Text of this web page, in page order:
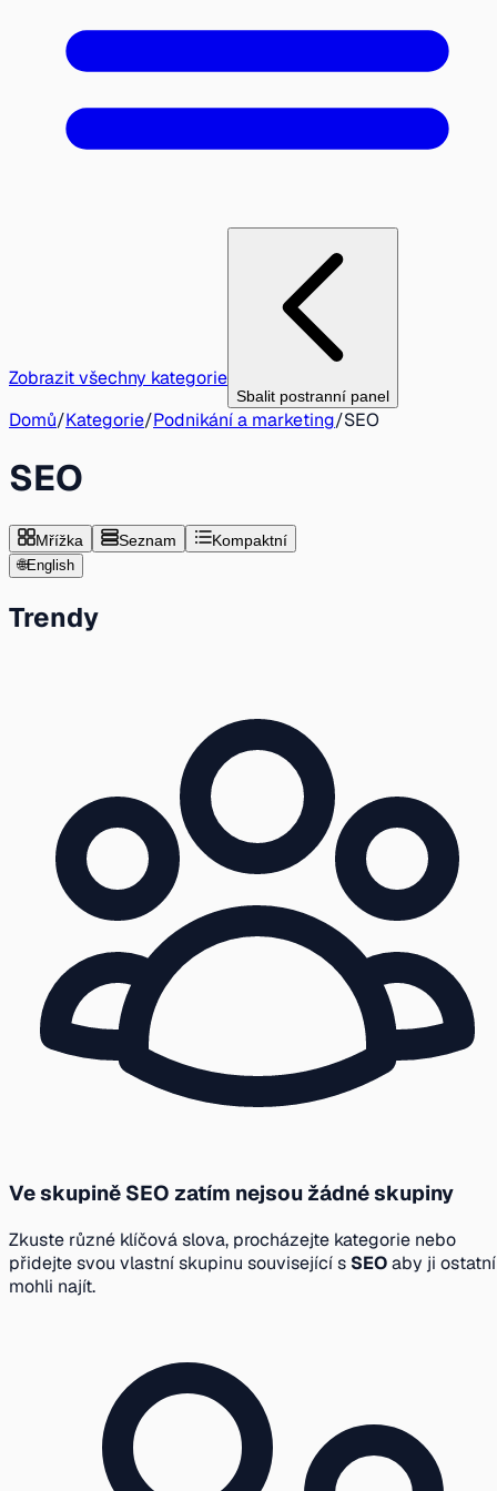
Zobrazit všechny kategorie
Sbalit postranní panel
Domů/Kategorie/Podnikání a marketing/SEO
SEO
Mřížka Seznam Kompaktní
🌐English
Trendy
Ve skupině SEO zatím nejsou žádné skupiny
Zkuste různé klíčová slova, procházejte kategorie nebo
přidejte svou vlastní skupinu související s SEOaby ji ostatní
mohli najít.